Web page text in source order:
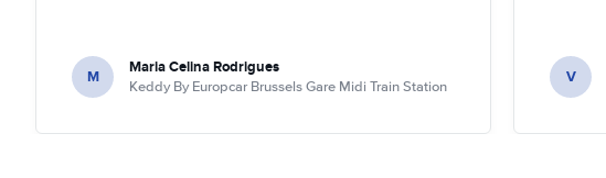
M Maria Celina Rodrigues
Keddy By Europcar Brussels Gare Midi Train Station V